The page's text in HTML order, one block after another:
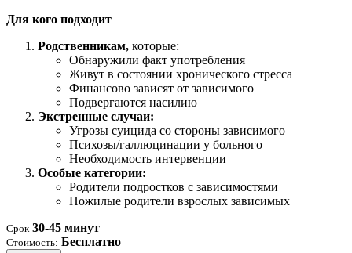
Для кого подходит
Родственникам, которые:
Обнаружили факт употребления
Живут в состоянии хронического стресса
Финансово зависят от зависимого
Подвергаются насилию
Экстренные случаи:
Угрозы суицида со стороны зависимого
Психозы/галлюцинации у больного
Необходимость интервенции
Особые категории:
Родители подростков с зависимостями
Пожилые родители взрослых зависимых
Срок 30-45 минут
Стоимость: Бесплатно